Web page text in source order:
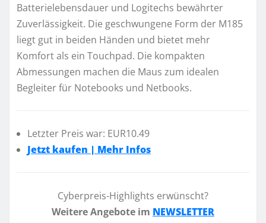
Batterielebensdauer und Logitechs bewährter
Zuverlässigkeit. Die geschwungene Form der M185
liegt gut in beiden Händen und bietet mehr
Komfort als ein Touchpad. Die kompakten
Abmessungen machen die Maus zum idealen
Begleiter für Notebooks und Netbooks.
Letzter Preis war: EUR10.49
Jetzt kaufen | Mehr Infos
Cyberpreis-Highlights erwünscht?
Weitere Angebote im NEWSLETTER